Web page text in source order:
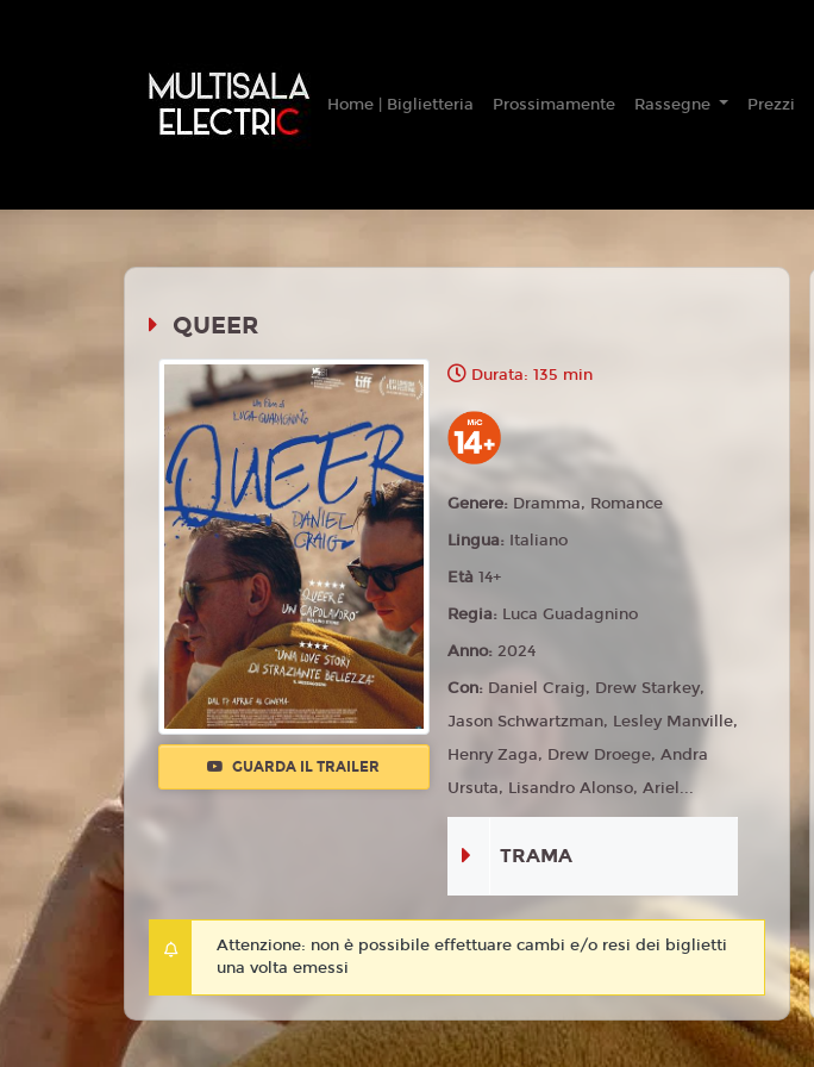
Home | Biglietteria Prossimamente Rassegne Prezzi
QUEER
GUARDA IL TRAILER
Durata: 135 min
Genere: Dramma, Romance
Lingua: Italiano
Età14+
Regia: Luca Guadagnino
Anno:2024
Con: Daniel Craig, Drew Starkey,
Jason Schwartzman, Lesley Manville,
Henry Zaga, Drew Droege, Andra
Ursuta, Lisandro Alonso, Ariel...
TRAMA
Attenzione: non è possibile effettuare cambi e/o resi dei biglietti
una volta emessi